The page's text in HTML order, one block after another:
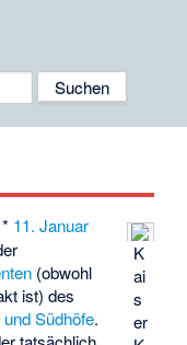
K
ai
s
er
11. Januar
(obwohl
ist) des
Südhöfe.